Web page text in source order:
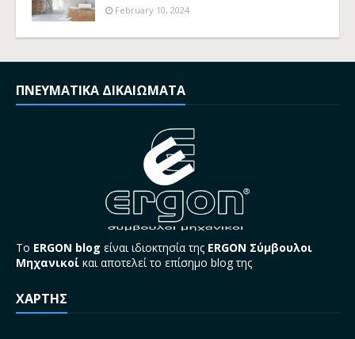
February 10, 2024
ΠΝΕΥΜΑΤΙΚΑ ΔΙΚΑΙΩΜΑΤΑ
Το ERGON blog είναι ιδιοκτησία της ERGON Σύμβουλοι
Μηχανικοί και αποτελεί το επίσημο blog της
ΧΑΡΤΗΣ